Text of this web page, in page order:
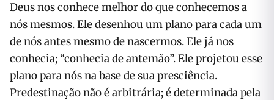
Deus nos conhece melhor do que conhecemos a
nós mesmos. Ele desenhou um plano para cada um
de nós antes mesmo de nascermos. Ele já nos
conhecia; “conhecia de antemão”. Ele projetou esse
plano para nós na base de sua presciência.
Predestinação não é arbitrária; é determinada pela